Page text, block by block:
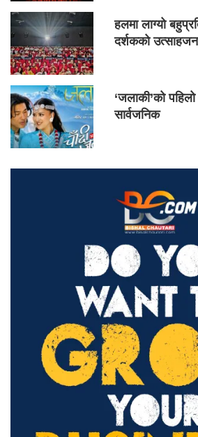
हलमा लाग्यो
दर्शकको
‘जलाकी’को
सार्वजनिक